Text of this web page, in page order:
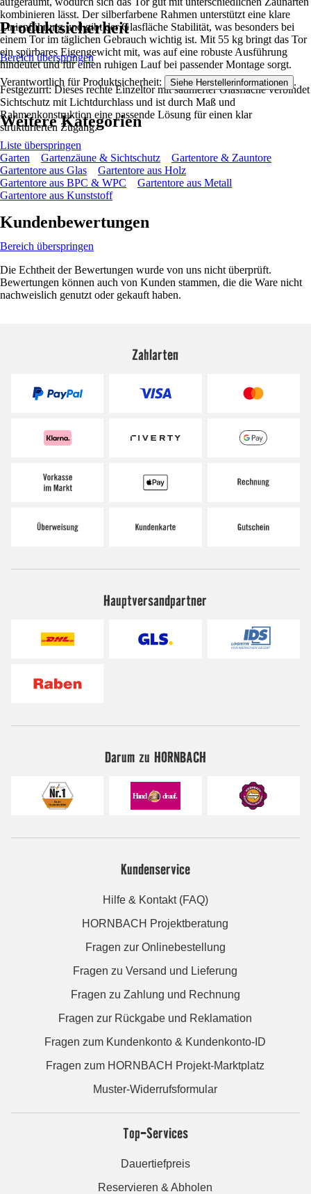
kombinieren lässt. Der silberfarbene Rahmen unterstützt eine klare
Linienführung und gibt der Glasfläche Stabilität, was besonders bei
einem Tor im täglichen Gebrauch wichtig ist. Mit 55 kg bringt das Tor
ein spürbares Eigengewicht mit, was auf eine robuste Ausführung
hindeutet und für einen ruhigen Lauf bei passender Montage sorgt.
Festgezurrt: Dieses rechte Einzeltor mit satinierter Glasfläche verbindet
Sichtschutz mit Lichtdurchlass und ist durch Maß und
Rahmenkonstruktion eine passende Lösung für einen klar
strukturierten Zugang.
Produktsicherheit
Bereich überspringen
Verantwortlich für Produktsicherheit: Siehe Herstellerinformationen .
Weitere Kategorien
Liste überspringen
Garten
Gartenzäune & Sichtschutz
Gartentore & Zauntore
Gartentore aus Glas
Gartentore aus Holz
Gartentore aus BPC & WPC
Gartentore aus Metall
Gartentore aus Kunststoff
Kundenbewertungen
Bereich überspringen
Die Echtheit der Bewertungen wurde von uns nicht überprüft.
Bewertungen können auch von Kunden stammen, die die Ware nicht
nachweislich genutzt oder gekauft haben.
Zahlarten
Hauptversandpartner
Darum zu HORNBACH
Kundenservice
Hilfe & Kontakt (FAQ)
HORNBACH Projektberatung
Fragen zur Onlinebestellung
Fragen zu Versand und Lieferung
Fragen zu Zahlung und Rechnung
Fragen zur Rückgabe und Reklamation
Fragen zum Kundenkonto & Kundenkonto-ID
Fragen zum HORNBACH Projekt-Marktplatz
Muster-Widerrufsformular
Top-Services
Dauertiefpreis
Reservieren & Abholen